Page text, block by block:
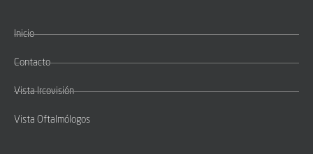
Inicio
Contacto
Vista Ircovisión
Vista Oftalmólogos